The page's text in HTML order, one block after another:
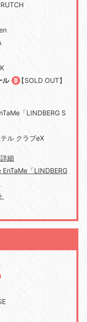
ル
【SOLD OUT】
「LINDBERG S
ル クラブeX
細
「LINDBERG